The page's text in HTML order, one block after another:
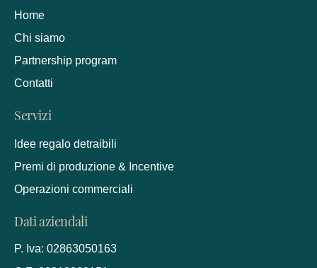
Home
Chi siamo
Partnership program
Contatti
Servizi
Idee regalo detraibili
Premi di produzione & Incentive
Operazioni commerciali
Dati aziendali
P. Iva: 02863050163